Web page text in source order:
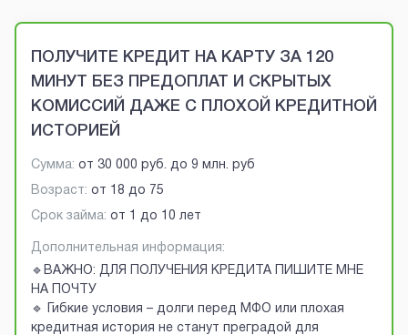
Brobaza - VIP-объявления
ПОЛУЧИТЕ КРЕДИТ НА КАРТУ ЗА 120
МИНУТ БЕЗ ПРЕДОПЛАТ И СКРЫТЫХ
КОМИССИЙ ДАЖЕ С ПЛОХОЙ КРЕДИТНОЙ
ИСТОРИЕЙ
Сумма: от 30 000 руб. до 9 млн. руб
Возраст: от 18 до 75
Срок займа: от 1 до 10 лет
Дополнительная информация:
🔹ВАЖНО: ДЛЯ ПОЛУЧЕНИЯ КРЕДИТА ПИШИТЕ МНЕ
НА ПОЧТУ
🔹 Гибкие условия – долги перед МФО или плохая
кредитная история не станут преградой для